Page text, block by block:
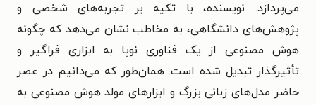
می‌پردازد. نویسنده، با تکیه بر تجربه‌های شخصی و
پژوهش‌های دانشگاهی، به مخاطب نشان می‌دهد که چگونه
هوش مصنوعی از یک فناوری نوپا به ابزاری فراگیر و
تأثیرگذار تبدیل شده است. همان‌طور که می‌دانیم در عصر
حاضر مدل‌های زبانی بزرگ و ابزارهای مولد هوش مصنوعی به